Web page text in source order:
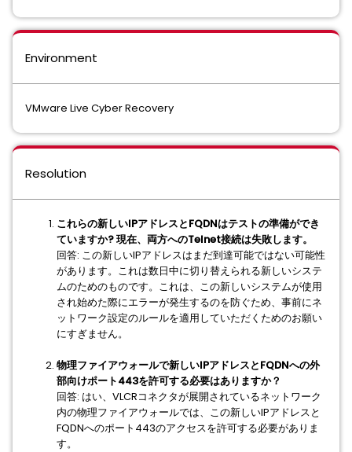
Environment
VMware Live Cyber Recovery
Resolution
これらの新しいIPアドレスとFQDNはテストの準備ができ
ていますか? 現在、両方へのTelnet接続は失敗します。
回答: この新しいIPアドレスはまだ到達可能ではない可能性
があります。これは数日中に切り替えられる新しいシステ
ムのためのものです。これは、この新しいシステムが使用
され始めた際にエラーが発生するのを防ぐため、事前にネ
ットワーク設定のルールを適用していただくためのお願い
にすぎません。
物理ファイアウォールで新しいIPアドレスとFQDNへの外
部向けポート443を許可する必要はありますか？
回答: はい、VLCRコネクタが展開されているネットワーク
内の物理ファイアウォールでは、この新しいIPアドレスと
FQDNへのポート443のアクセスを許可する必要がありま
す。